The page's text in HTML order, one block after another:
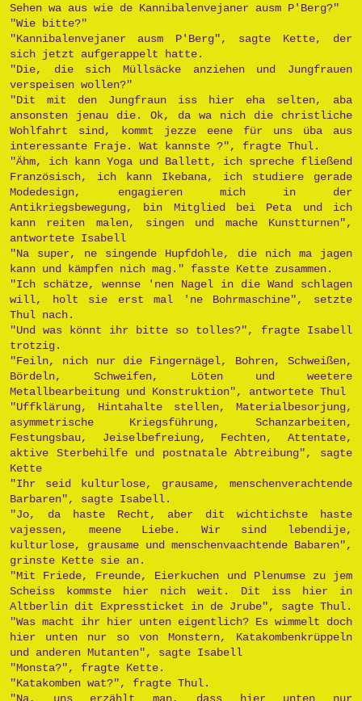
Sehen wa aus wie de Kannibalenvejaner ausm P'Berg?"
"Wie bitte?"
"Kannibalenvejaner ausm P'Berg", sagte Kette, der
sich jetzt aufgerappelt hatte.
"Die, die sich Müllsäcke anziehen und Jungfrauen
verspeisen wollen?"
"Dit mit den Jungfraun iss hier eha selten, aba
ansonsten jenau die. Ok, da wa nich die christliche
Wohlfahrt sind, kommt jezze eene für uns üba aus
interessante Fraje. Wat kannste ?", fragte Thul.
"Ähm, ich kann Yoga und Ballett, ich spreche fließend
Französisch, ich kann Ikebana, ich studiere gerade
Modedesign, engagieren mich in der
Antikriegsbewegung, bin Mitglied bei Peta und ich
kann reiten malen, singen und mache Kunstturnen",
antwortete Isabell
"Na super, ne singende Hupfdohle, die nich ma jagen
kann und kämpfen nich mag." fasste Kette zusammen.
"Ich schätze, wennse 'nen Nagel in die Wand schlagen
will, holt sie erst mal 'ne Bohrmaschine", setzte
Thul nach.
"Und was könnt ihr bitte so tolles?", fragte Isabell
trotzig.
"Feiln, nich nur die Fingernägel, Bohren, Schweißen,
Bördeln, Schweifen, Löten und weetere
Metallbearbeitung und Konstruktion", antwortete Thul
"Uffklärung, Hintahalte stellen, Materialbesorjung,
asymmetrische Kriegsführung, Schanzarbeiten,
Festungsbau, Jeiselbefreiung, Fechten, Attentate,
aktive Sterbehilfe und postnatale Abtreibung", sagte
Kette
"Ihr seid kulturlose, grausame, menschenverachtende
Barbaren", sagte Isabell.
"Jo, da haste Recht, aber dit wichtichste haste
vajessen, meene Liebe. Wir sind lebendije,
kulturlose, grausame und menschenvaachtende Babaren",
grinste Kette sie an.
"Mit Friede, Freunde, Eierkuchen und Plenumse zu jem
Scheiss kommste hier nich weit. Dit iss hier in
Altberlin dit Expressticket in de Jrube", sagte Thul.
"Was macht ihr hier unten eigentlich? Es wimmelt doch
hier unten nur so von Monstern, Katakombenkrüppeln
und anderen Mutanten", sagte Isabell
"Monsta?", fragte Kette.
"Katakomben wat?", fragte Thul.
"Na, uns erzählt man, dass hier unten nur